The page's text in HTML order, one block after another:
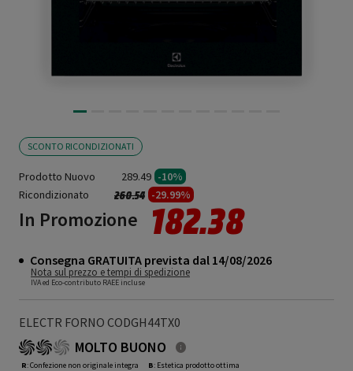
SCONTO RICONDIZIONATI
Prodotto Nuovo 289.49 -10%
Ricondizionato
Prezzo ridotto da
260.54a -29.99%
In Promozione 182.38
Consegna GRATUITA prevista dal 14/08/2026
Nota sul prezzo e tempi di spedizione
IVA ed Eco-contributo RAEE incluse
ELECTR FORNO CODGH44TX0
MOLTO BUONO
R: Confezione non originale integra
B: Estetica prodotto ottima